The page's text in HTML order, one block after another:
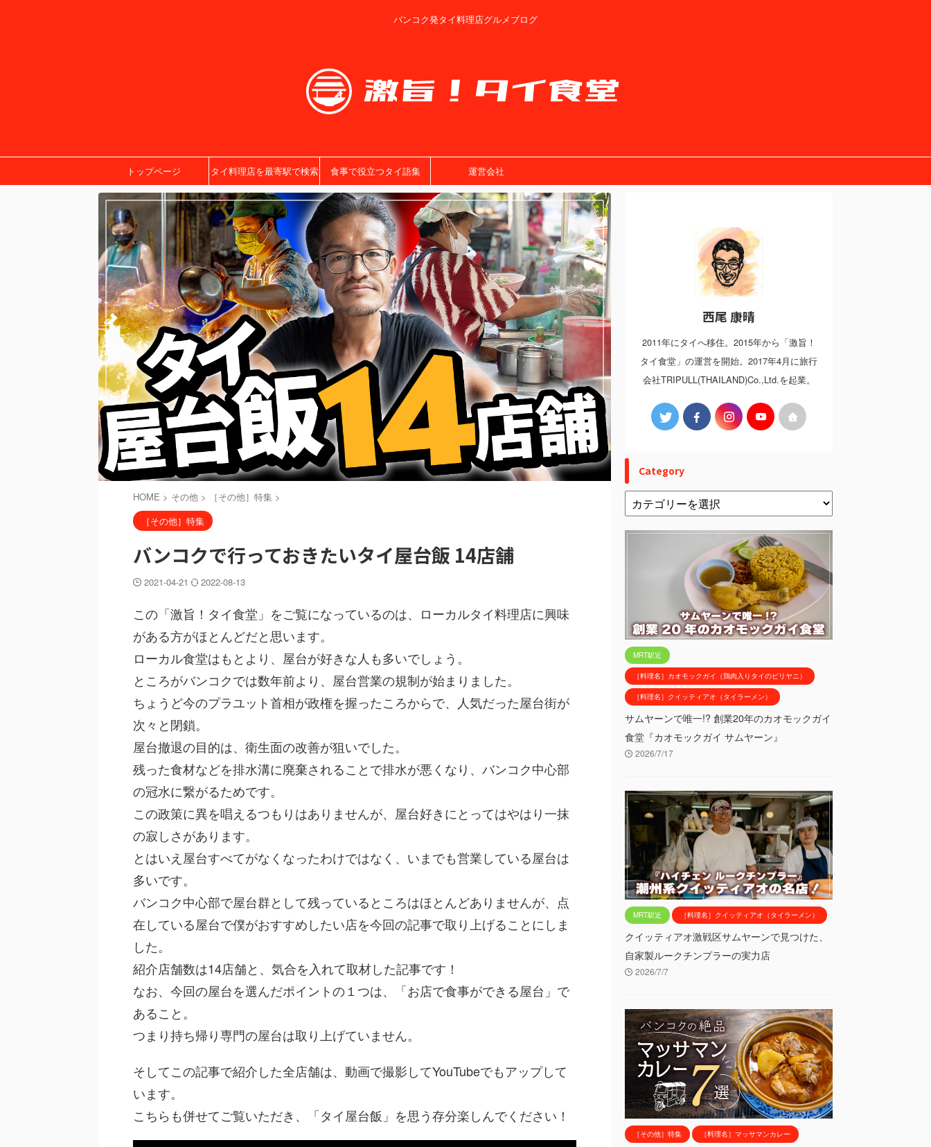
バンコク発タイ料理店グルメブログ
トップページ タイ料理店を最寄駅で検索 食事で役立つタイ語集 運営会社
HOME > その他 > ［その他］特集 >
［その他］特集
バンコクで行っておきたいタイ屋台飯 14店舗
2021-04-21 2022-08-13
この「激旨！タイ食堂」をご覧になっているのは、ローカルタイ料理店に興味
がある方がほとんどだと思います。
ローカル食堂はもとより、屋台が好きな人も多いでしょう。
ところがバンコクでは数年前より、屋台営業の規制が始まりました。
ちょうど今のプラユット首相が政権を握ったころからで、人気だった屋台街が
次々と閉鎖。
屋台撤退の目的は、衛生面の改善が狙いでした。
残った食材などを排水溝に廃棄されることで排水が悪くなり、バンコク中心部
の冠水に繋がるためです。
この政策に異を唱えるつもりはありませんが、屋台好きにとってはやはり一抹
の寂しさがあります。
とはいえ屋台すべてがなくなったわけではなく、いまでも営業している屋台は
多いです。
バンコク中心部で屋台群として残っているところはほとんどありませんが、点
在している屋台で僕がおすすめしたい店を今回の記事で取り上げることにしま
した。
紹介店舗数は14店舗と、気合を入れて取材した記事です！
なお、今回の屋台を選んだポイントの１つは、「お店で食事ができる屋台」で
あること。
つまり持ち帰り専門の屋台は取り上げていません。
そしてこの記事で紹介した全店舗は、動画で撮影してYouTubeでもアップして
います。
こちらも併せてご覧いただき、「タイ屋台飯」を思う存分楽しんでください！
西尾 康晴
2011年にタイへ移住。2015年から「激旨！
タイ食堂」の運営を開始。2017年4月に旅行
会社TRIPULL(THAILAND)Co.,Ltd.を起業。
Category
MRT駅近
［料理名］カオモックガイ（鶏肉入りタイのビリヤニ）
［料理名］クイッティアオ（タイラーメン）
サムヤーンで唯一!? 創業20年のカオモックガイ
食堂『カオモックガイ サムヤーン』
2026/7/17
MRT駅近 ［料理名］クイッティアオ（タイラーメン）
クイッティアオ激戦区サムヤーンで見つけた、
自家製ルークチンプラーの実力店
2026/7/7
［その他］特集 ［料理名］マッサマンカレー